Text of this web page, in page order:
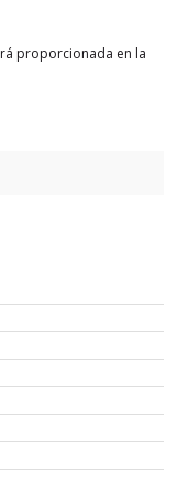
proporcionada en la